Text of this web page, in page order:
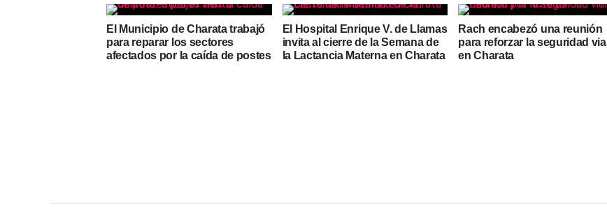
El Municipio de Charata trabajó
para reparar los sectores
afectados por la caída de postes
El Hospital Enrique V. de Llamas
invita al cierre de la Semana de
la Lactancia Materna en Charata
Rach encabezó una reunión
para reforzar la seguridad vial
en Charata